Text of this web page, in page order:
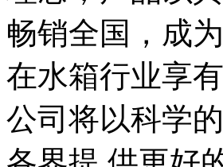
畅销全国，成
在水箱行业享
公司将以科学